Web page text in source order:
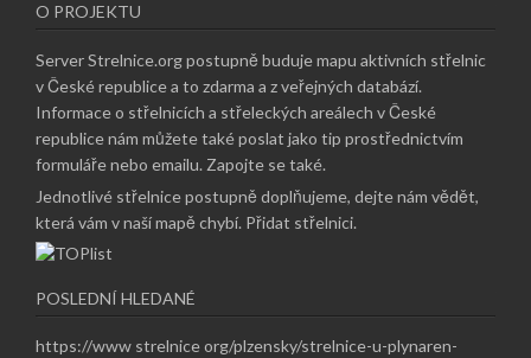
O PROJEKTU
Server Strelnice.org postupně buduje mapu aktivních střelnic
v České republice a to zdarma a z veřejných databází.
Informace o střelnicích a střeleckých areálech v České
republice nám můžete také poslat jako tip prostřednictvím
formuláře nebo emailu.Zapojte se také.
Jednotlivé střelnice postupně doplňujeme, dejte nám vědět,
která vám v naší mapě chybí. Přidat střelnici.
POSLEDNÍ HLEDANÉ
https://www strelnice org/plzensky/strelnice-u-plynaren-